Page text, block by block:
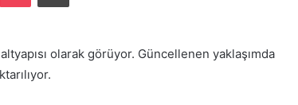
olarak görüyor. Güncellenen yaklaşımda